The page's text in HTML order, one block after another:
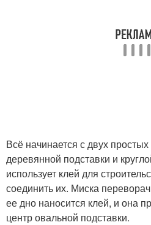
Всё начинается с двух
деревянной подставки и
использует клей для
соединить их. Миска
ее дно наносится клей, и она
центр овальной подставки.